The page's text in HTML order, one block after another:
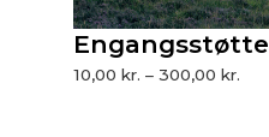
Engangsstøtte
10,00kr. – 300,00kr.